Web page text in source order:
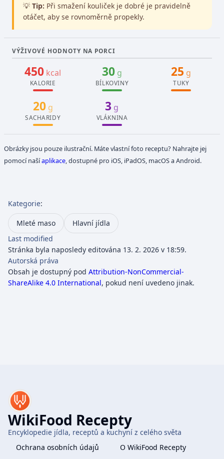
💡 Tip: Při smažení kouliček je dobré je pravidelně
otáčet, aby se rovnoměrně propekly.
VÝŽIVOVÉ HODNOTY NA PORCI
450 kcal
KALORIE
30g
BÍLKOVINY
25 g
TUKY
20g
SACHARIDY
3 g
VLÁKNINA
Obrázky jsou pouze ilustrační. Máte vlastní foto receptu? Nahrajte jej
pomocí našíaplikace, dostupné pro iOS, iPadOS, macOS a Android.
Kategorie:
Mleté maso
Hlavní jídla
Last modified
Stránka byla naposledy editována 13. 2. 2026 v 18:59.
Autorská práva
Obsah je dostupný pod Attribution-NonCommercial-
ShareAlike 4.0 International, pokud není uvedeno jinak.
WikiFood Recepty
Encyklopedie jídla, receptů a kuchyní z celého světa
Ochrana osobních údajů
O WikiFood Recepty